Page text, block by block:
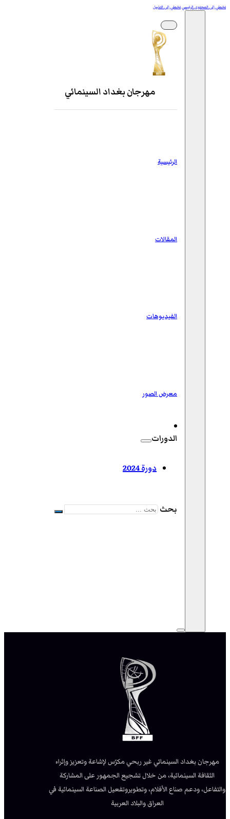
تخطي إلى المحتوى الرئيسيتخطي إلى التذييل
مهرجان بغداد السينمائي
الرئيسية
المقالات
الفيديوهات
معرض الصور
الدورات
دورة 2024
بحث
مهرجان بغداد السينمائي غير ربحي مكرّس لإشاعة وتعزيز وإثراء
الثقافة السينمائية، من خلال تشجيع الجمهور على المشاركة
والتفاعل، ودعم صناع الأفلام، وتطويروتفعيل الصناعة السينمائية في
العراق والبلاد العربية